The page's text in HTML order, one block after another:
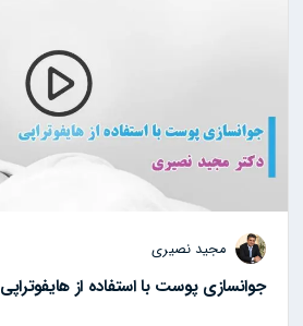
مجید نصیری
جوانسازی پوست با استفاده از هایفوتراپی